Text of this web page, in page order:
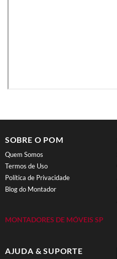
SOBRE O POM
Quem Somos
Termos de Uso
Política de Privacidade
Blog do Montador
MONTADORES DE MÓVEIS SP
AJUDA & SUPORTE